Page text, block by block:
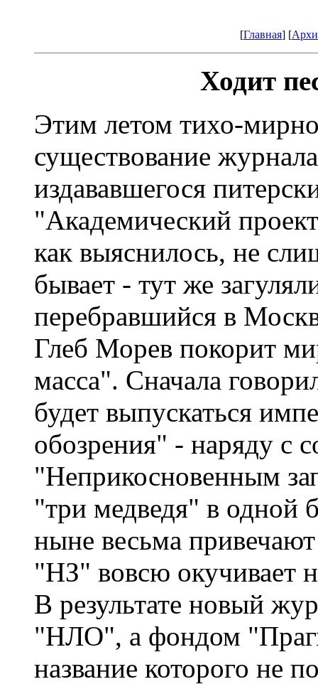
[Главная] [
Ходит
Этим летом тихо-
существование
издававшегося
"Академический
как выяснилось, не
бывает - тут же
перебравшийся в
Глеб Морев покорит
масса". Сначала
будет выпускаться
обозрения" - наряду с
"Неприкосновенным
"три медведя" в одной
ныне весьма
"НЗ" вовсю окучивает
В результате новый
"НЛО", а фондом
название которого не